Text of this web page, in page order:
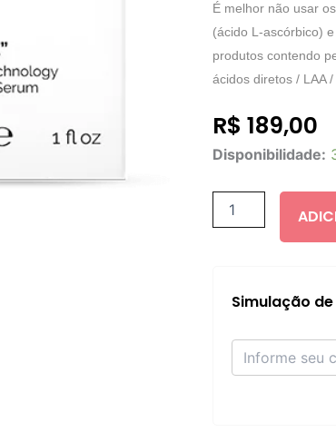
É melhor não usar
(ácido L-ascórbico)
produtos contendo
ácidos diretos / LAA /
R$ 189,00
Disponibilidade:
THE
ORDINARY
BUFFET
Simulação